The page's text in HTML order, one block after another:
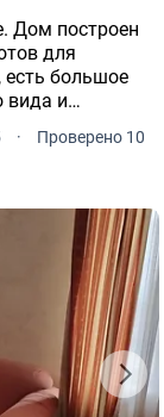
Дом построен
для
большое
вида и
вблизи
·
Проверено 10